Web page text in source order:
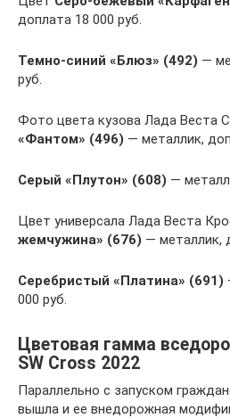
доплата 18 000 руб.
Темно-синий «Блюз» (492) —
руб.
Фото цвета кузова Лада Веста
«Фантом» (496) — металлик,
Серый «Плутон» (608) —
Цвет универсала Лада Веста
жемчужина» (676) — металлик,
Серебристый «Платина» (691)
000 руб.
Цветовая гамма
SW Cross 2022
Параллельно с запуском
вышла и ее внедорожная